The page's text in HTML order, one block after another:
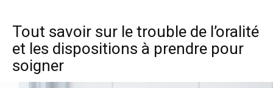
Tout savoir sur le trouble de l’oralité
et les dispositions à prendre pour
soigner